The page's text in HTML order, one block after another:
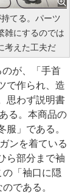
てる。パーツ
雑にするのでは
考えた工夫だ
が、「手首
で作られ、造
思わず説明書
る。本商品の
」である。
ンを着ている
ら部分まで袖
「袖口に隠
である。